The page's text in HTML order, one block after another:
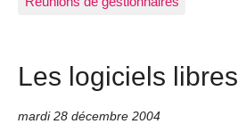
Les logiciels libres
mardi 28 décembre 2004